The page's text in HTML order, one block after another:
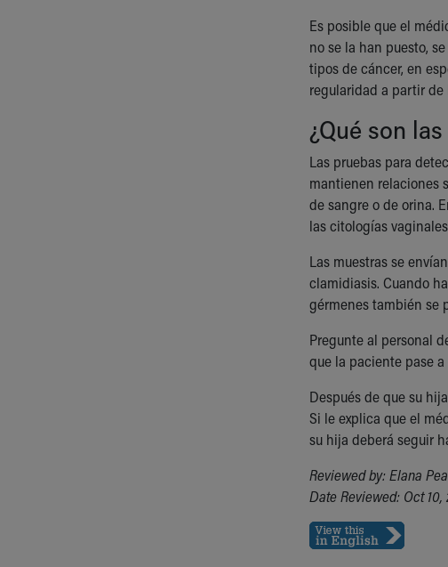
Es posible que el
no se la han puesto,
tipos de cáncer, en
regularidad a partir de
¿Qué son
Las pruebas para
mantienen relaciones
de sangre o de orina.
las citologías
Las muestras se
clamidiasis. Cuando
gérmenes también se
Pregunte al personal
que la paciente pase
Después de que su
Si le explica que el
su hija deberá seguir
Reviewed by: Elana
Date Reviewed: Oct 10,